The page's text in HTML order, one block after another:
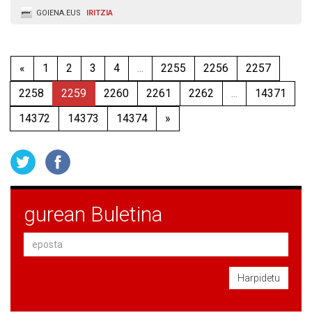
GOIENA.EUS IRITZIA
« 1 2 3 4 ... 2255 2256
2257
2258
2259 2260 2261 2262 ...
14371
14372
14373 14374 »
gurean Buletina
Harpidetu